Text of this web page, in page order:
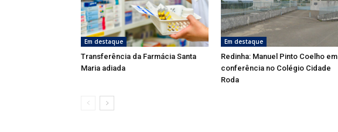
Em destaque
Transferência da Farmácia Santa
Maria adiada
Em destaque
Redinha: Manuel Pinto Coelho em
conferência no Colégio Cidade
Roda